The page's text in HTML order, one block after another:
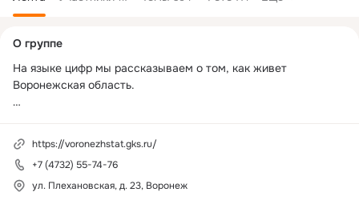
колонка
О группе
На языке цифр мы рассказываем о том, как живет
Воронежская область.
рук.
Мы всегда на связи - задавайте вопросы в комментариях,
личных сообщениях, по телефону.
https://voronezhstat.gks.ru/
+7 (4732) 55-74-76
ул. Плехановская, д. 23, Воронеж